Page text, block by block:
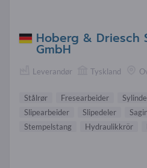
Hoberg & Driesch
GmbH
Leverandør Tyskland
Stålrør Fresearbeider
Slipearbeider
Slipedeler
Stempelstang
Hydraulikkrör